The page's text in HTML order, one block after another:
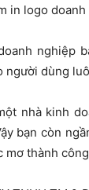
in logo
nghiệp
người dùng
nhà kinh
bạn còn
mơ thành